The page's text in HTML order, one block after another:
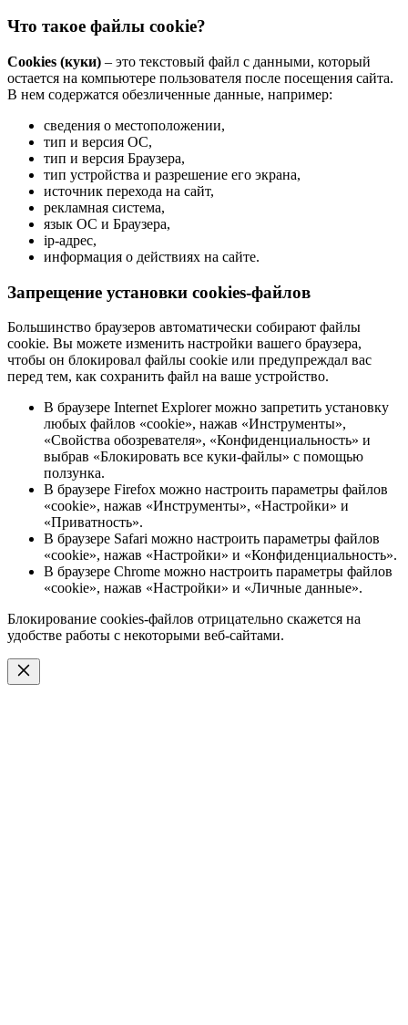
Что такое файлы cookie?
Cookies (куки) – это текстовый файл с данными, который
остается на компьютере пользователя после посещения сайта.
В нем содержатся обезличенные данные, например:
сведения о местоположении,
тип и версия ОС,
тип и версия Браузера,
тип устройства и разрешение его экрана,
источник перехода на сайт,
рекламная система,
язык ОС и Браузера,
ip-адрес,
информация о действиях на сайте.
Запрещение установки cookies-файлов
Большинство браузеров автоматически собирают файлы
cookie. Вы можете изменить настройки вашего браузера,
чтобы он блокировал файлы cookie или предупреждал вас
перед тем, как сохранить файл на ваше устройство.
В браузере Internet Explorer можно запретить установку
любых файлов «cookie», нажав «Инструменты»,
«Свойства обозревателя», «Конфиденциальность» и
выбрав «Блокировать все куки-файлы» с помощью
ползунка.
В браузере Firefox можно настроить параметры файлов
«cookie», нажав «Инструменты», «Настройки» и
«Приватность».
В браузере Safari можно настроить параметры файлов
«cookie», нажав «Настройки» и «Конфиденциальность».
В браузере Chrome можно настроить параметры файлов
«cookie», нажав «Настройки» и «Личные данные».
Блокирование cookies-файлов отрицательно скажется на
удобстве работы с некоторыми веб-сайтами.